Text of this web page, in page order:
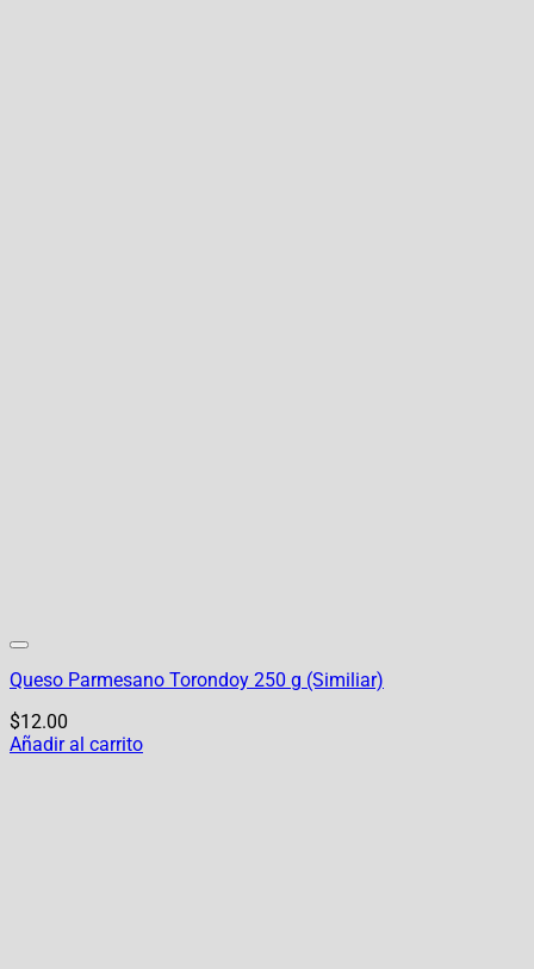
Queso Parmesano Torondoy 250 g (Similiar)
$12.00
Añadir al carrito